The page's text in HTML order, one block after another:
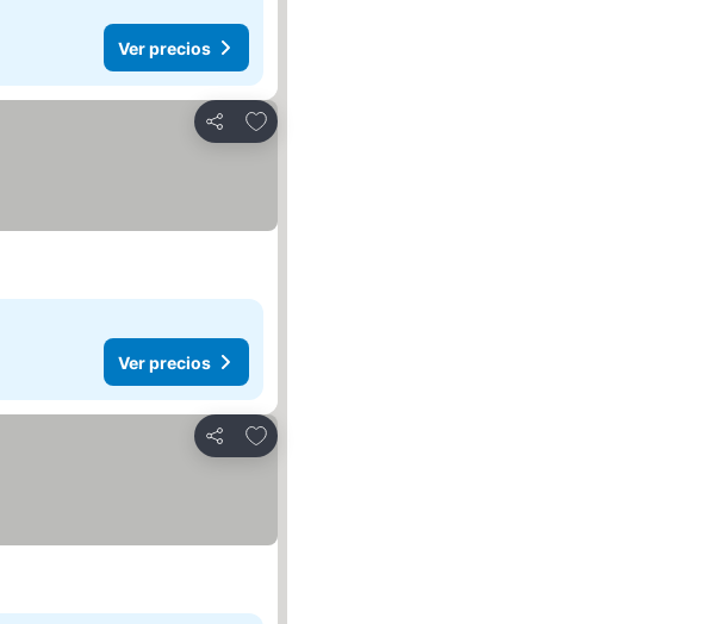
Ver precios
Compartir
Agregar a favoritos
Ver precios
Compartir
Agregar a favoritos